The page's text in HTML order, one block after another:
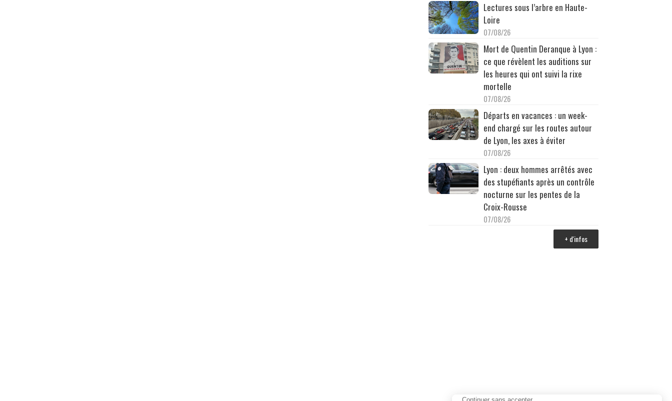
Lectures sous l’arbre en Haute-
Loire
07/08/26
Mort de Quentin Deranque à Lyon :
ce que révèlent les auditions sur
les heures qui ont suivi la rixe
mortelle
07/08/26
Départs en vacances : un week-
end chargé sur les routes autour
de Lyon, les axes à éviter
07/08/26
Lyon : deux hommes arrêtés avec
des stupéfiants après un contrôle
nocturne sur les pentes de la
Croix-Rousse
07/08/26
+ d'infos